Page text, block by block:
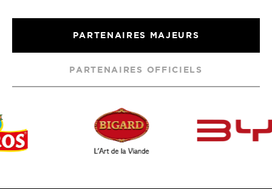
PARTENAIRES MAJEURS
PARTENAIRES OFFICIELS